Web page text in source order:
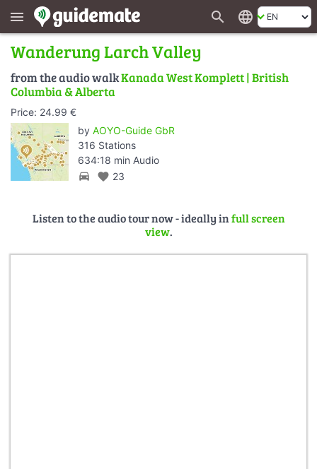
menu search language
Wanderung Larch Valley
from the audio walkKanada West Komplett | British
Columbia & Alberta
Price: 24.99 €
by AOYO-Guide GbR
316 Stations
634:18 min Audio
directions_car favorite 23
Listen to the audio tour now - ideally infull screen
view.